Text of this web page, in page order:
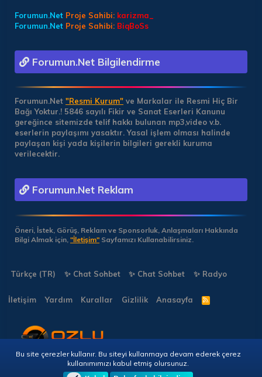
Forumun.Net Proje Sahibi: karizma_
Forumun.Net Proje Sahibi: BiqBoSs
Forumun.Net Bilgilendirme
Forumun.Net "Resmi Kurum" ve Markalar ile Resmi Hiç Bir
Bağı Yoktur.! 5846 sayılı Fikir ve Sanat Eserleri Kanunu
gereğince sitemizde telif hakkı bulunan mp3,video v.b.
eserlerin paylaşımı yasaktır. Yasal işlem olması halinde
paylaşan kişi yada kişilerin bilgileri gerekli kuruma
verilecektir.
Forumun.Net Reklam
Öneri, İstek, Görüş, Reklam ve Sponsorluk, Anlaşmaları Hakkında
Bilgi Almak için, "İletişim" Sayfamızı Kullanabilirsiniz.
Türkçe (TR) ✨ Chat Sohbet ✨ Chat Sohbet ✨ Radyo
İletişim Yardım Kurallar Gizlilik Anasayfa
R
S
Copyright © 2026 🎭 Forumun.NET - Tüm Hakları Saklıdır!
Bu site çerezler kullanır. Bu siteyi kullanmaya devam ederek çerez
kullanımımızı kabul etmiş olursunuz.